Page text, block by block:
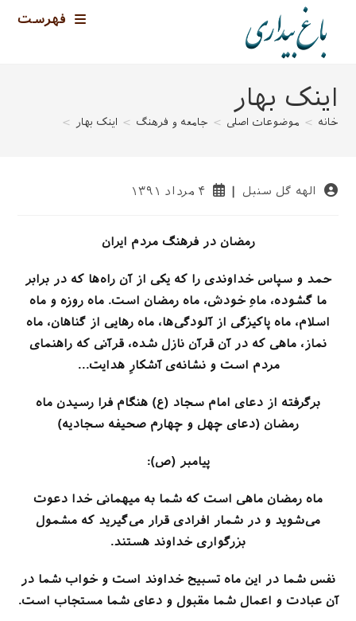
فهرست
اینک بهار
خانه > موضوعات اصلی > جامعه و فرهنگ > اینک بهار >
نویسندهٔالهه گل سنبل
نوشته
است:
۴ مرداد ۱۳۹۱
رمضان در فرهنگ مردم ایران
حمد و سپاس خداوندی را که یکی از آن راه‌ها که در برابر
ما گشوده، ماهِ خودش، ماه رمضان است. ماه روزه و ماه
اسلام، ماه پاکیزگی از آلودگی‌ها، ماه رهایی از گناهان، ماه
نماز، ماهی که در آن قرآن نازل شده، قرآنی که راهنمای
مردم است و نشانه‌ی آشکارِ هدایت…
برگرفته از دعای امام سجاد (ع) هنگام فرا رسیدن ماه
رمضان (دعای چهل و چهارم صحیفه سجادیه)
پیامبر (ص):
ماه رمضان ماهی است که شما به میهمانی خدا دعوت
می‌شوید و در شمار افرادی قرار می‌گیرید که مشمول
بزرگواری خداوند هستند.
نفس شما در این ماه تسبیح خداوند است و خواب شما در
آن عبادت و اعمال شما مقبول و دعای شما مستجاب است.